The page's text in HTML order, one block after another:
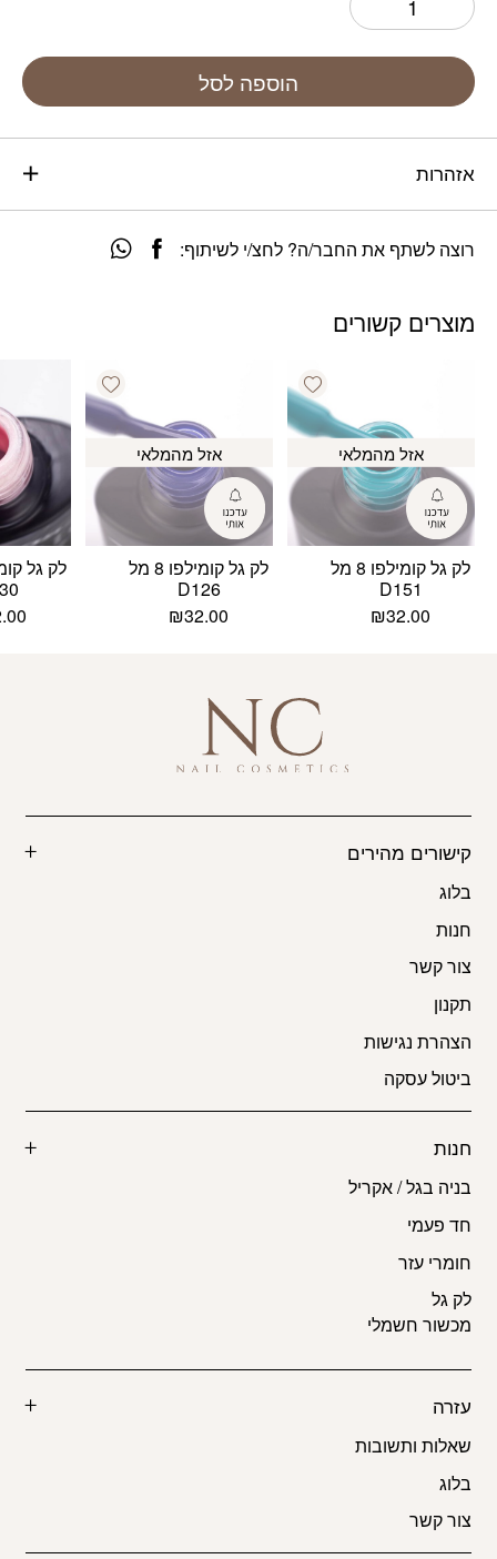
הוספה לסל
אזהרות
רוצה לשתף את החבר/ה? לחצ/י לשיתוף:
מוצרים קשורים
Add wishlist
אזל מהמלאי
לק גל קומילפו 8 מל
D151
₪32.00
Add wishlist
אזל מהמלאי
לק גל קומילפו 8 מל
D126
₪32.00
קישורים מהירים
בלוג
חנות
צור קשר
תקנון
הצהרת נגישות
ביטול עסקה
חנות
בניה בגל / אקריל
חד פעמי
חומרי עזר
לק גל
מכשור חשמלי
עזרה
שאלות ותשובות
בלוג
צור קשר